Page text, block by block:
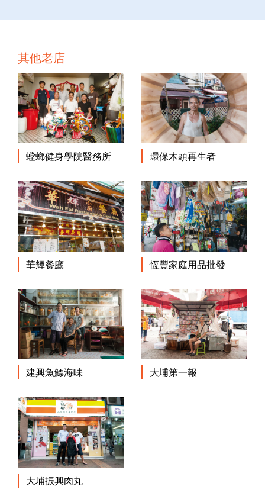
其他老店
螳螂健身學院醫務所 環保木頭再生者
華輝餐廳 恆豐家庭用品批發
建興魚鰾海味 大埔第一報
大埔振興肉丸